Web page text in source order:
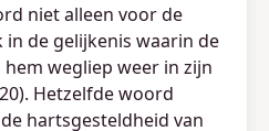
niet alleen voor de
de gelijkenis waarin de
wegliep weer in zijn
Hetzelfde woord
hartsgesteldheid van